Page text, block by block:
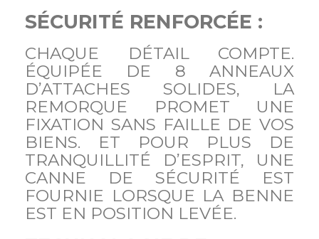
SÉCURITÉ RENFORCÉE :
CHAQUE DÉTAIL COMPTE.
ÉQUIPÉE DE 8 ANNEAUX
D’ATTACHES SOLIDES, LA
REMORQUE PROMET UNE
FIXATION SANS FAILLE DE VOS
BIENS. ET POUR PLUS DE
TRANQUILLITÉ D’ESPRIT, UNE
CANNE DE SÉCURITÉ EST
FOURNIE LORSQUE LA BENNE
EST EN POSITION LEVÉE.